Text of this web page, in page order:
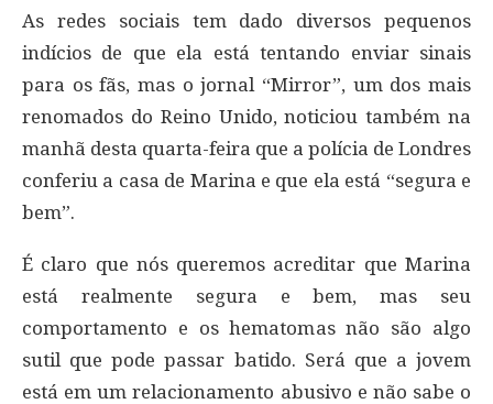
As redes sociais tem dado diversos pequenos
indícios de que ela está tentando enviar sinais
para os fãs, mas o jornal “Mirror”, um dos mais
renomados do Reino Unido, noticiou também na
manhã desta quarta-feira que a polícia de Londres
conferiu a casa de Marina e que ela está “segura e
bem”.
É claro que nós queremos acreditar que Marina
está realmente segura e bem, mas seu
comportamento e os hematomas não são algo
sutil que pode passar batido. Será que a jovem
está em um relacionamento abusivo e não sabe o